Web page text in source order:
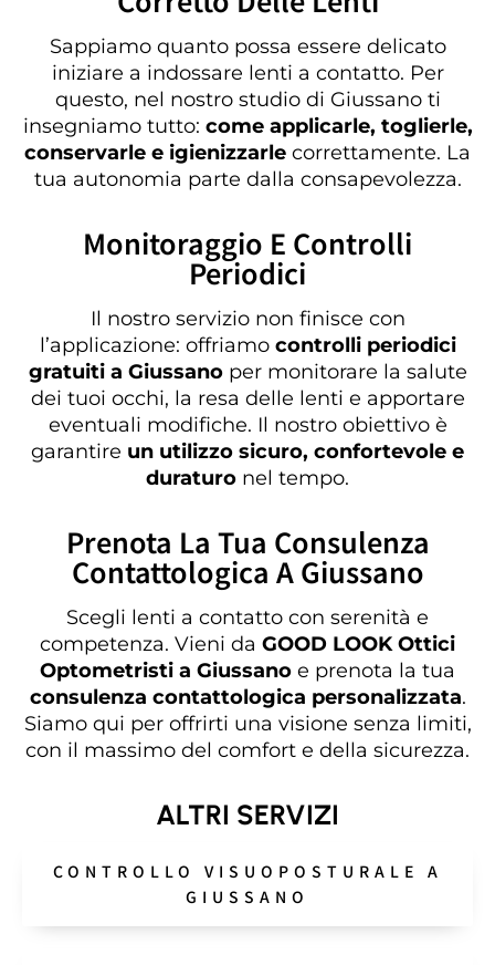
ALTRI SERVIZI
CONTROLLO VISUOPOSTURALE A
GIUSSANO
Sappiamo quanto possa essere delicato
iniziare a indossare lenti a contatto. Per
questo, nel nostro studio di Giussano ti
insegniamo tutto: come applicarle, toglierle,
conservarle e igienizzarle correttamente. La
tua autonomia parte dalla consapevolezza.
Monitoraggio E Controlli
Periodici
Il nostro servizio non finisce con
l’applicazione: offriamo controlli periodici
gratuiti a Giussanoper monitorare la salute
dei tuoi occhi, la resa delle lenti e apportare
eventuali modifiche. Il nostro obiettivo è
garantire un utilizzo sicuro, confortevole e
duraturo nel tempo.
Prenota La Tua Consulenza
Contattologica A Giussano
Scegli lenti a contatto con serenità e
competenza. Vieni da GOOD LOOK Ottici
Optometristi a Giussano e prenota la tua
consulenza contattologica personalizzata.
Siamo qui per offrirti una visione senza limiti,
con il massimo del comfort e della sicurezza.